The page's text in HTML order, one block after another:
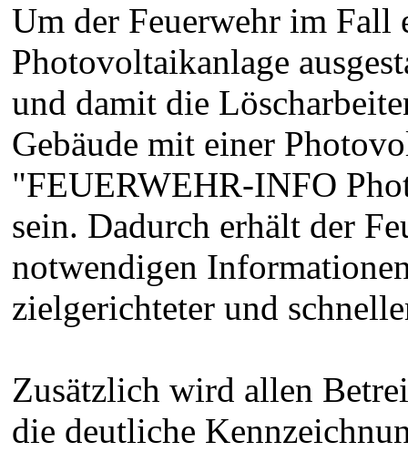
Um der Feuerwehr im Fall
Photovoltaikanlage
und damit die
Gebäude mit einer
"FEUERWEHR-INFO
sein. Dadurch erhält der
notwendigen
zielgerichteter und
Zusätzlich wird allen
die deutliche